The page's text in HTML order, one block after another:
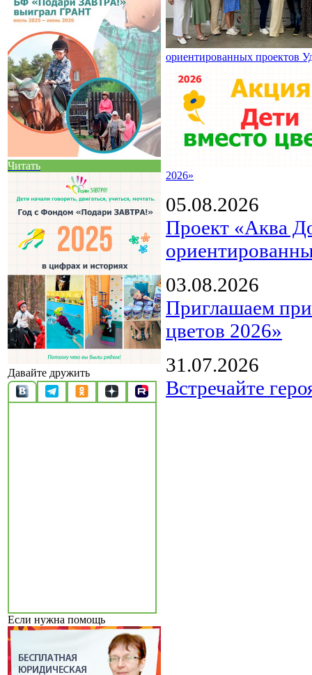
Читать
Давайте дружить
Если нужна помощь
ориентированных проектов
2026»
05.08.2026
Проект «Аква
03.08.2026
Приглашаем
цветов 2026»
31.07.2026
Встречайте